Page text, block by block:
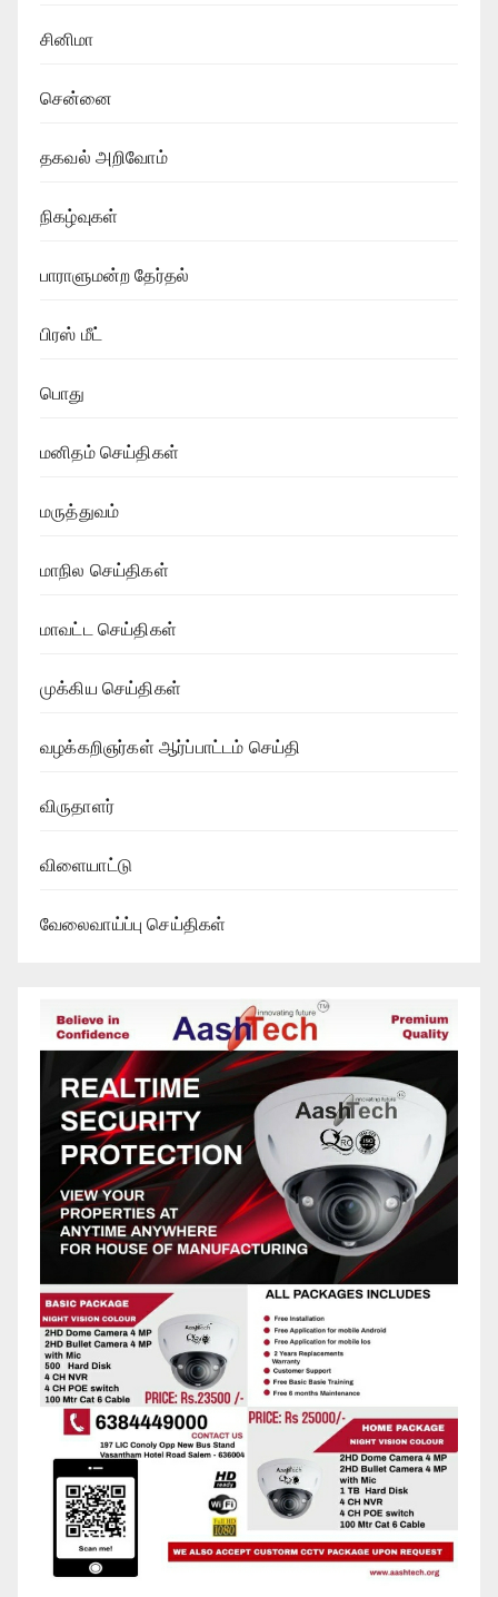
சினிமா
சென்னை
தகவல் அறிவோம்
நிகழ்வுகள்
பாராளுமன்ற தேர்தல்
பிரஸ் மீட்
பொது
மனிதம் செய்திகள்
மருத்துவம்
மாநில செய்திகள்
மாவட்ட செய்திகள்
முக்கிய செய்திகள்
வழக்கறிஞர்கள் ஆர்ப்பாட்டம் செய்தி
விருதாளர்
விளையாட்டு
வேலைவாய்ப்பு செய்திகள்